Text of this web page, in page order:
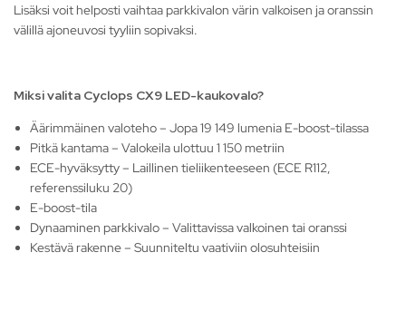
Lisäksi voit helposti vaihtaa parkkivalon värin valkoisen ja oranssin
välillä ajoneuvosi tyyliin sopivaksi.
Miksi valita Cyclops CX9 LED-kaukovalo?
Äärimmäinen valoteho – Jopa 19 149 lumenia E-boost-tilassa
Pitkä kantama – Valokeila ulottuu 1 150 metriin
ECE-hyväksytty – Laillinen tieliikenteeseen (ECE R112,
referenssiluku 20)
E-boost-tila
Dynaaminen parkkivalo – Valittavissa valkoinen tai oranssi
Kestävä rakenne – Suunniteltu vaativiin olosuhteisiin